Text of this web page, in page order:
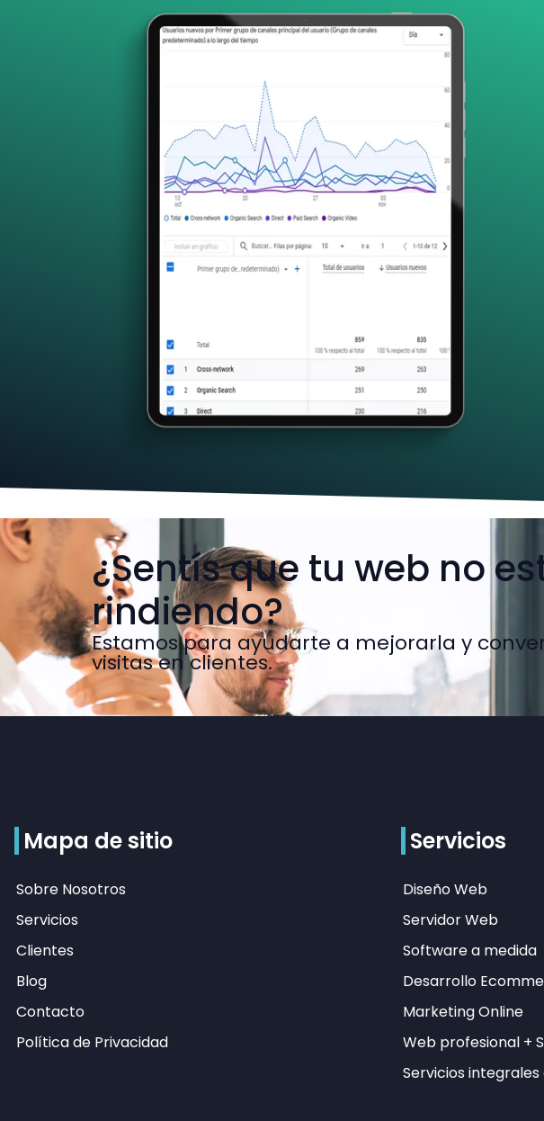
¿Sentís que tu web no
rindiendo?
Estamos para ayudarte a mejorarla y
visitas en clientes.
Mapa de sitio
Sobre Nosotros
Servicios
Clientes
Blog
Contacto
Política de Privacidad
Servicios
Diseño Web
Servidor Web
Software a medida
Desarrollo
Marketing Online
Web profesional +
Servicios